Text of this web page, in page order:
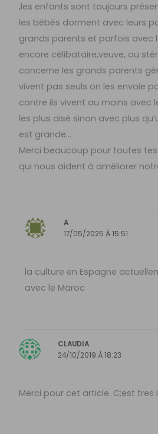
,les enfants sont toujours
les bébés dorment avec leurs
grands parents et parfois avec
encore célibataire,veuve, ou
concerne les grands parents
vivent pas seuls on les envoie
contre ils vivent au moins avec
les plus aisé sinon avec plus
est grande…
Merci beaucoup pour toutes
qui nous aident à améliorer
A
17/05/2025 À 15:51
la culture en Espagne
avec le Maroc
CLAUDIA
24/10/2019 À 18:23
Merci pour cet article. C;est tres